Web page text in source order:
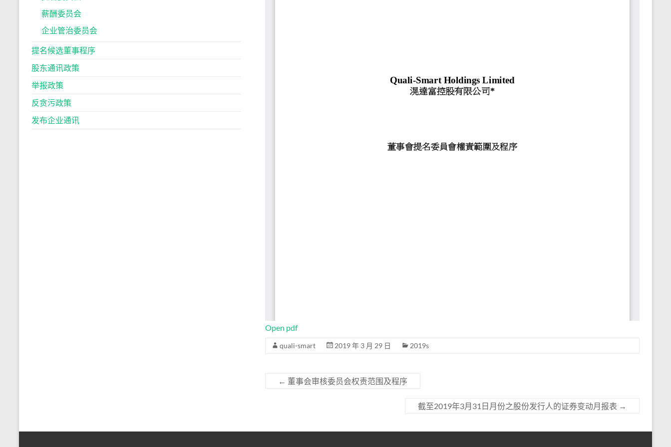
Open pdf
quali-smart 2019 年 3 月 29 日 2019s
← 董事会审核委员会权责范围及程序
截至2019年3月31日月份之股份发行人的证券变动月报表 →
薪酬委员会
企业管治委员会
提名候选董事程序
股东通讯政策
举报政策
反贪污政策
发布企业通讯